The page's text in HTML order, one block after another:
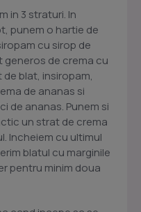
in 3 straturi. In
punem o hartie de
cu sirop de
generos de crema cu
blat, insiropam,
de ananas si
de ananas. Punem si
un strat de crema
Incheiem cu ultimul
blatul cu marginile
pentru minim doua